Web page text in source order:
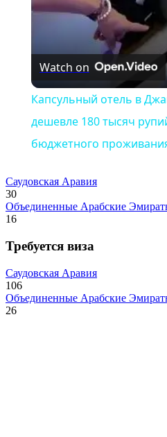
Watch on
Капсульный отель в
дешевле 180 тысяч
бюджетного
Саудовская Аравия
30
Объединенные Арабские
16
Требуется виза
Саудовская Аравия
106
Объединенные Арабские
26